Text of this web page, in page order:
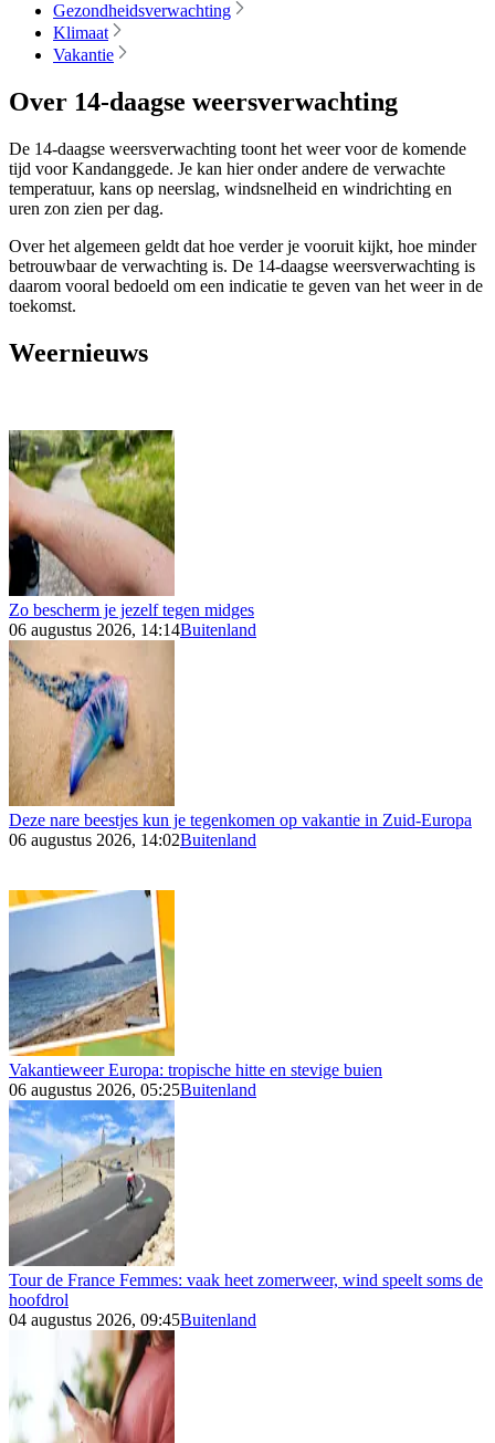
Gezondheidsverwachting
Klimaat
Vakantie
Over 14-daagse weersverwachting
De 14-daagse weersverwachting toont het weer voor de komende
tijd voor Kandanggede. Je kan hier onder andere de verwachte
temperatuur, kans op neerslag, windsnelheid en windrichting en
uren zon zien per dag.
Over het algemeen geldt dat hoe verder je vooruit kijkt, hoe minder
betrouwbaar de verwachting is. De 14-daagse weersverwachting is
daarom vooral bedoeld om een indicatie te geven van het weer in de
toekomst.
Weernieuws
Zo bescherm je jezelf tegen midges
06 augustus 2026, 14:14Buitenland
Deze nare beestjes kun je tegenkomen op vakantie in Zuid-Europa
06 augustus 2026, 14:02Buitenland
Vakantieweer Europa: tropische hitte en stevige buien
06 augustus 2026, 05:25Buitenland
Tour de France Femmes: vaak heet zomerweer, wind speelt soms de
hoofdrol
04 augustus 2026, 09:45Buitenland